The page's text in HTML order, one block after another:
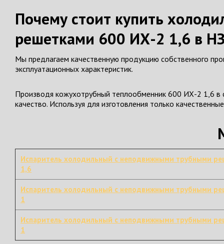
Почему стоит купить
решетками 600 ИХ-2 1,6 в
Мы предлагаем качественную продукцию собственного
эксплуатационных характеристик.
Производя кожухотрубный теплообменник 600 ИХ-2 1,6 в
качество. Используя для изготовления только
Испаритель холодильный с неподвижными трубными
1,6
Испаритель холодильный с неподвижными трубными
1
Испаритель холодильный с неподвижными трубными
1